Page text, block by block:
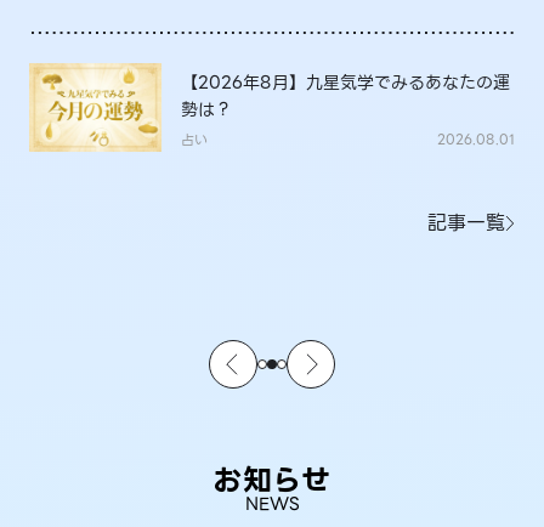
【2026年8月】九星気学でみるあなたの運
勢は？
占い 2026.08.01
記事一覧
お知らせ
NEWS